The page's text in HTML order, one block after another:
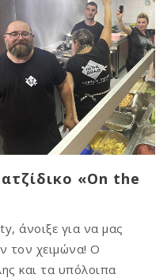
«On the
άνοιξε για να μας
τον χειμώνα! Ο
και τα υπόλοιπα